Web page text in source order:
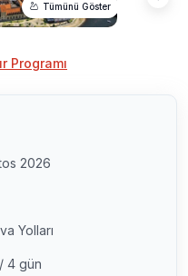
Tümünü Göster
Programı
2026
Yolları
4 gün